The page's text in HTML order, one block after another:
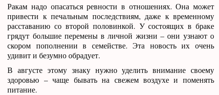
Ракам надо опасаться ревности в отношениях. Она может
привести к печальным последствиям, даже к временному
расставанию со второй половинкой. У состоящих в браке
грядут большие перемены в личной жизни – они узнают о
скором пополнении в семействе. Эта новость их очень
удивит и безумно обрадует.
В августе этому знаку нужно уделить внимание своему
здоровью – чаще бывать на свежем воздухе и поменять
питание.